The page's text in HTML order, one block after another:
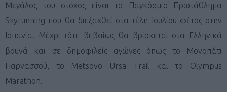
Μεγάλος του στόχος είναι το Παγκόσμιο Πρωτάθλημα
Skyrunning που θα διεξαχθεί στα τέλη Ιουλίου φέτος στην
Ισπανία. Μέχρι τότε βεβαίως θα βρίσκεται στα Ελληνικά
βουνά και σε δημοφιλείς αγώνες όπως το Μονοπάτι
Παρνασσού, το Metsovo Ursa Trail και το Olympus
Marathon.